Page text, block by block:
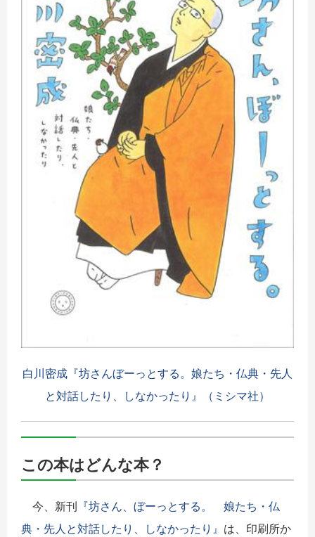
白川密成『坊さんぼーっとする。娘たち・仏典・先人
と対話したり、しなかったり』（ミシマ社）
この本はどんな本？
今、新刊 『坊さん、ぼーっとする。 娘たち・仏
典・先人と対話したり、しなかったり』 は、印刷所か